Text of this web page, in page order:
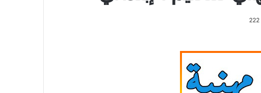
222